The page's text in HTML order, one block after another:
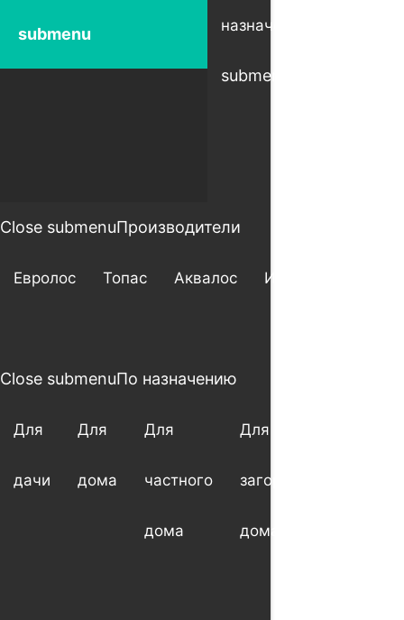
submenu назначению
submenu
Close submenuПроизводители
Евролос Топас Аквалос Итал
Close submenuПо назначению
Для
дачи
Для
дома
Для
частного
дома
Для
загородного
дома